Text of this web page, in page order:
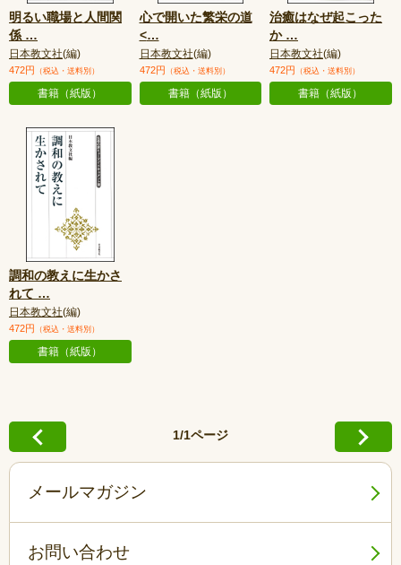
明るい職場と人間関
係 …
日本教文社(編)
472円 （税込・送料別）
書籍（紙版）
心で開いた繁栄の道
<…
日本教文社(編)
472円 （税込・送料別）
書籍（紙版）
治癒はなぜ起こった
か …
日本教文社(編)
472円 （税込・送料別）
書籍（紙版）
調和の教えに生かさ
れて …
日本教文社(編)
472円 （税込・送料別）
書籍（紙版）
1/1ページ
メールマガジン
お問い合わせ